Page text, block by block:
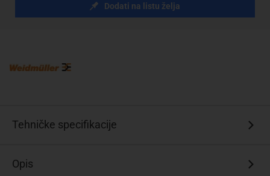
Dodati na listu želja
Tehničke specifikacije
Opis